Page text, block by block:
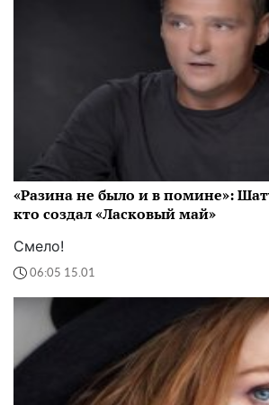
«Разина не было и в помине»:
кто создал «Ласковый май»
Смело!
06:05 15.01